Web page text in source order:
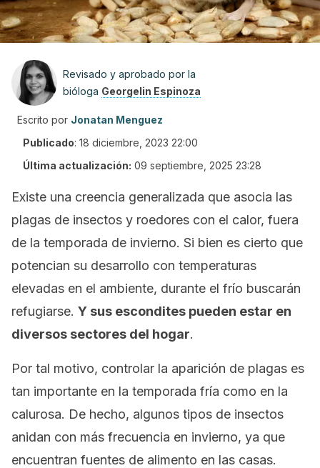
Revisado y aprobado por la
bióloga Georgelin Espinoza
Escrito por Jonatan Menguez
Publicado: 18 diciembre, 2023 22:00
Última actualización: 09 septiembre, 2025 23:28
Existe una creencia generalizada que asocia las
plagas de insectos y roedores con el calor, fuera
de la temporada de invierno. Si bien es cierto que
potencian su desarrollo con temperaturas
elevadas en el ambiente, durante el frío buscarán
refugiarse. Y sus escondites pueden estar en
diversos sectores del hogar.
Por tal motivo, controlar la aparición de plagas es
tan importante en la temporada fría como en la
calurosa. De hecho, algunos tipos de insectos
anidan con más frecuencia en invierno, ya que
encuentran fuentes de alimento en las casas.